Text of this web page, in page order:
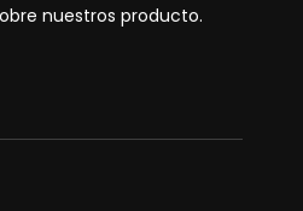
nuestros producto.